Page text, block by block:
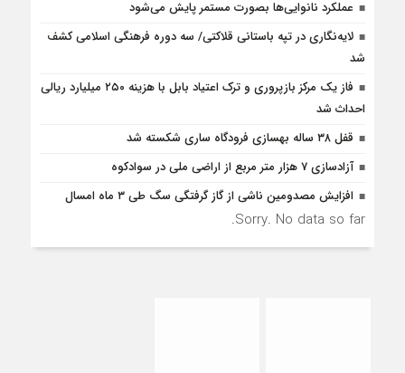
عملکرد نانوایی‌ها بصورت مستمر پایش می‌شود
لایه‌نگاری در تپه باستانی قلاکتی/ سه دوره فرهنگی اسلامی کشف
شد
فاز یک مرکز بازپروری و ترک اعتیاد بابل با هزینه ۲۵۰ میلیارد ریالی
احداث شد
قفل ۳۸ ساله بهسازی فرودگاه ساری شکسته شد
آزادسازی 7 هزار متر مربع از اراضی ملی در سوادکوه
افزایش مصدومین ناشی از گاز گرفتگی سگ طی ۳ ماه امسال
Sorry. No data so far.